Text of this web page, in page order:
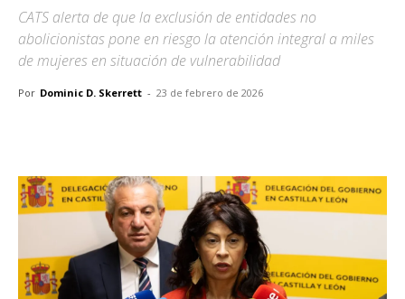
CATS alerta de que la exclusión de entidades no
abolicionistas pone en riesgo la atención integral a miles
de mujeres en situación de vulnerabilidad
Por Dominic D. Skerrett - 23 de febrero de 2026